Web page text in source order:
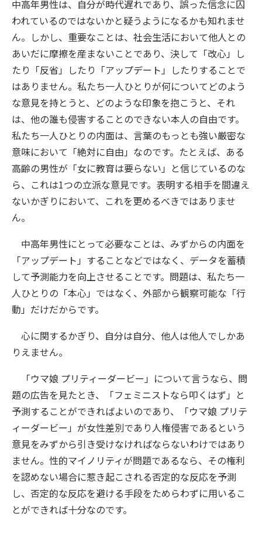
中高年男性は、自分が時代遅れであり、誤った信念に囚
われているのではないかと疑うようになるかも知れませ
ん。しかし、重要なことは、社会生活において他人との
あいだに摩擦を産まないことであり、決して「改心」し
たり「反省」したり「アップデート」したりすることで
はありません。私たち一人ひとりが何についてどのよう
な意見を持とうと、どのような印象を抱こうと、それ
は、他の誰も侵害することのできない本人の自由です。
私たち一人ひとりの内面は、言葉のもっとも強い厳密な
意味において「絶対に自由」なのです。たとえば、ある
高齢の男性が「女に教育は要らない」と信じているのな
ら、これは1つの立派な意見です。表明する相手を間違え
ないかぎりにおいて、これを更めるべきではありませ
ん。
中高年男性にとって必要なことは、みずからの内面を
「アップデート」することなどではなく、データを蓄積
して予測能力を向上させることです。問題は、私たち一
人ひとりの「本心」ではなく、外部から観察可能な「行
動」だけだからです。
心に関するかぎり、自分は自分、他人は他人でしかあ
りえません。
「ウマ娘 プリティーダービー」について言うなら、問
題の広告を見たとき、「フェミニストなら叩くはず」と
予測することができればよいのであり、「ウマ娘 プリテ
ィーダービー」が女性差別であり人権侵害であるという
意見をみずから引き受けなければならないわけではあり
ません。性的マイノリティが問題であるなら、その権利
を認めない場合に惹き起こされる否定的な反応を予測
し、否定的な反応を避ける手段をためらわずに用いるこ
とができれば十分なのです。